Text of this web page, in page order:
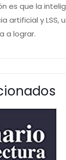
es que la
artificial y
a lograr.